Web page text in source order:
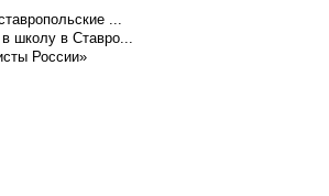
...
школу в Ставро...
России»